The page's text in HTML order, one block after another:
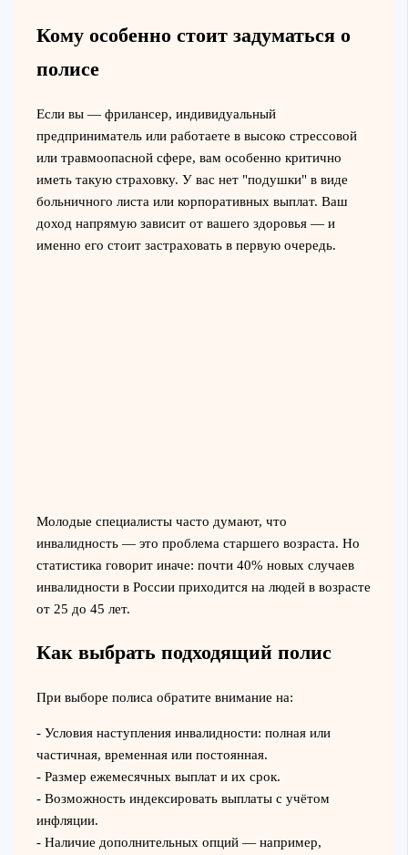
Кому особенно стоит задуматься о
полисе
Если вы — фрилансер, индивидуальный
предприниматель или работаете в высоко стрессовой
или травмоопасной сфере, вам особенно критично
иметь такую страховку. У вас нет "подушки" в виде
больничного листа или корпоративных выплат. Ваш
доход напрямую зависит от вашего здоровья — и
именно его стоит застраховать в первую очередь.
Молодые специалисты часто думают, что
инвалидность — это проблема старшего возраста. Но
статистика говорит иначе: почти 40% новых случаев
инвалидности в России приходится на людей в возрасте
от 25 до 45 лет.
Как выбрать подходящий полис
При выборе полиса обратите внимание на:
- Условия наступления инвалидности: полная или
частичная, временная или постоянная.
- Размер ежемесячных выплат и их срок.
- Возможность индексировать выплаты с учётом
инфляции.
- Наличие дополнительных опций — например,